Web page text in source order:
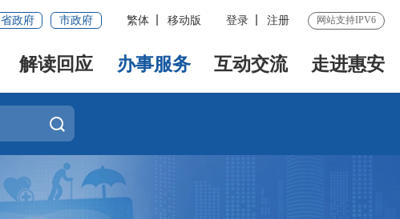
省政府 市政府 繁体 移动版 登录 注册 网站支持IPV6
解读回应 办事服务 互动交流 走进惠安